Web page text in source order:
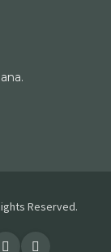
Reserved.